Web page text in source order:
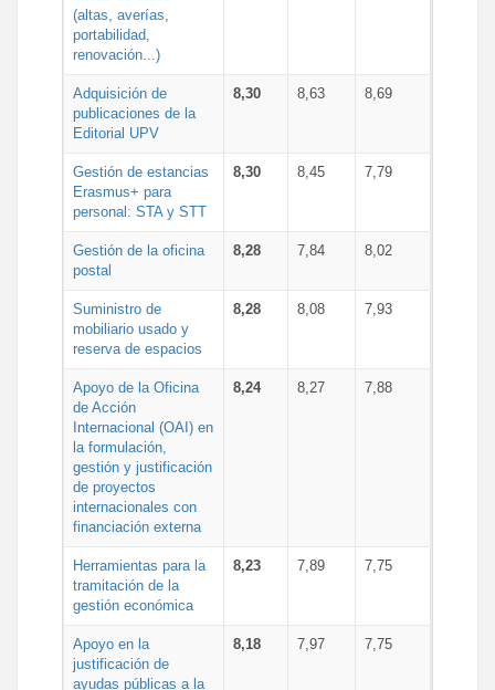
(altas, averías,
portabilidad,
renovación...)
Adquisición de
publicaciones de la
Editorial UPV
8,30 8,63 8,69
Gestión de estancias
Erasmus+ para
personal: STA y STT
8,30 8,45 7,79
Gestión de la oficina
postal
8,28 7,84 8,02
Suministro de
mobiliario usado y
reserva de espacios
8,28 8,08 7,93
Apoyo de la Oficina
de Acción
Internacional (OAI) en
la formulación,
gestión y justificación
de proyectos
internacionales con
financiación externa
8,24 8,27 7,88
Herramientas para la
tramitación de la
gestión económica
8,23 7,89 7,75
Apoyo en la
justificación de
ayudas públicas a la
8,18 7,97 7,75